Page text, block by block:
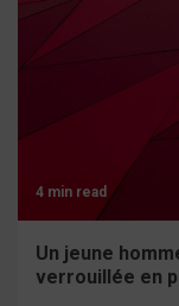
4 min read
Un jeune
verrouillée en